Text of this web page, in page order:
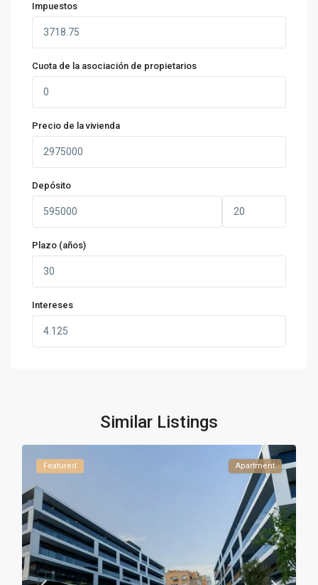
Impuestos
Cuota de la asociación de propietarios
Precio de la vivienda
Depósito
Plazo (años)
Intereses
Similar Listings
Featured Apartment